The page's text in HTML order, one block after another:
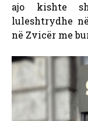
ajo kishte
luleshtrydhe
në Zvicër me